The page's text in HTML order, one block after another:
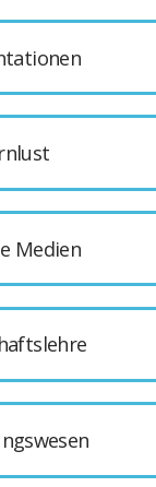
Medien